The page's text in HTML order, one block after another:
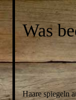
Was
Haare spiegeln